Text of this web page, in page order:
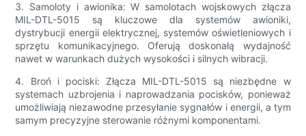
3. Samoloty i awionika: W samolotach wojskowych złącza
MIL-DTL-5015 są kluczowe dla systemów awioniki,
dystrybucji energii elektrycznej, systemów oświetleniowych i
sprzętu komunikacyjnego. Oferują doskonałą wydajność
nawet w warunkach dużych wysokości i silnych wibracji.
4. Broń i pociski: Złącza MIL-DTL-5015 są niezbędne w
systemach uzbrojenia i naprowadzania pocisków, ponieważ
umożliwiają niezawodne przesyłanie sygnałów i energii, a tym
samym precyzyjne sterowanie różnymi komponentami.